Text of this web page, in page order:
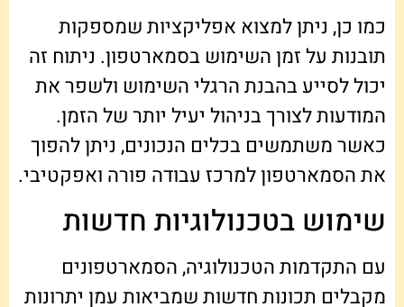
כמו כן, ניתן למצוא אפליקציות שמספקות
תובנות על זמן השימוש בסמארטפון. ניתוח זה
יכול לסייע בהבנת הרגלי השימוש ולשפר את
המודעות לצורך בניהול יעיל יותר של הזמן.
כאשר משתמשים בכלים הנכונים, ניתן להפוך
את הסמארטפון למרכז עבודה פורה ואפקטיבי.
שימוש בטכנולוגיות חדשות
עם התקדמות הטכנולוגיה, הסמארטפונים
מקבלים תכונות חדשות שמביאות עמן יתרונות